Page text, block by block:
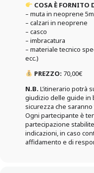
COSA È FORNITO
– muta in neoprene
– calzari in neoprene
– casco
– imbracatura
– materiale tecnico
ecc.)
PREZZO: 70,00€
N.B. L’itinerario potrà
giudizio delle guide in
sicurezza che
Ogni partecipante è
partecipazione
indicazioni, in caso
affidamento e di